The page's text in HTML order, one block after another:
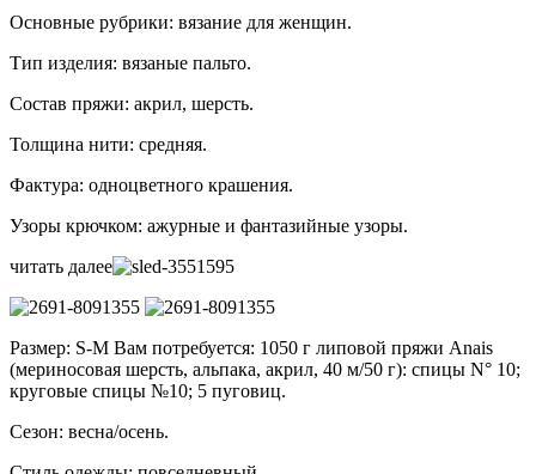
Основные рубрики: вязание для женщин.
Тип изделия: вязаные пальто.
Состав пряжи: акрил, шерсть.
Толщина нити: средняя.
Фактура: одноцветного крашения.
Узоры крючком: ажурные и фантазийные узоры.
читать далее
Размер: S-M Вам потребуется: 1050 г липовой пряжи Anais
(мериносовая шерсть, альпака, акрил, 40 м/50 г): спицы N° 10;
круговые спицы №10; 5 пуговиц.
Сезон: весна/осень.